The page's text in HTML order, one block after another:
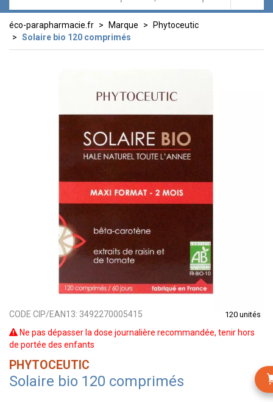
éco-parapharmacie.fr Marque
Phytoceutic
Solaire bio 120 comprimés
CODE CIP/EAN13: 3492270005415 120 unités
Ne pas dépasser la dose journalière recommandée, tenir hors
de portée des enfants
PHYTOCEUTIC
Solaire bio 120 comprimés